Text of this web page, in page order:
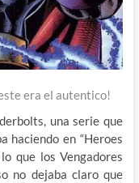
era el autentico!
una serie que
haciendo en “Heroes
que los Vengadores
no dejaba claro que